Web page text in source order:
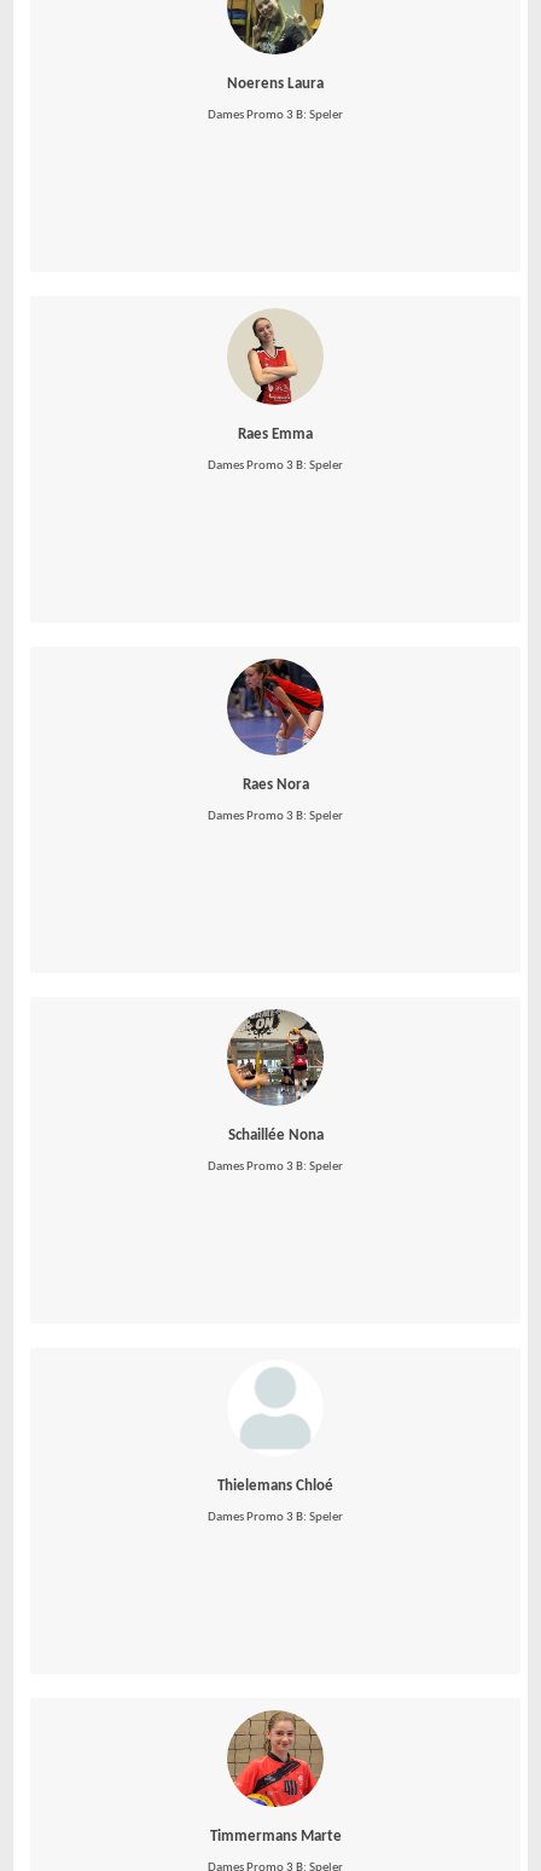
Noerens Laura
Dames Promo 3 B: Speler
Raes Emma
Dames Promo 3 B: Speler
Raes Nora
Dames Promo 3 B: Speler
Schaillée Nona
Dames Promo 3 B: Speler
Thielemans Chloé
Dames Promo 3 B: Speler
Timmermans Marte
Dames Promo 3 B: Speler